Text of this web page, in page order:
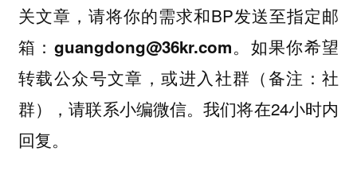
关文章 ，请将你的需求和BP发送至指定邮
箱： guangdong@36kr.com。如果你希望
转载公众号文章，或进入社群（备注：社
群），请联系小编微信。我们将在24小时内
回复。